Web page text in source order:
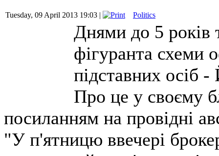
Tuesday, 09 April 2013 19:03 | Politics
Днями до 5 років
фігуранта
підставних осіб
Про це у своєму
посиланням на провідні
"У п'ятницю ввечері